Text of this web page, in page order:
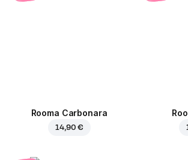
Rooma Carbonara
14,90 €